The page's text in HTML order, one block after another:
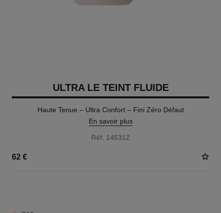
ULTRA LE TEINT FLUIDE
Haute Tenue – Ultra Confort – Fini Zéro Défaut
En savoir plus
Réf. 146312
62 €